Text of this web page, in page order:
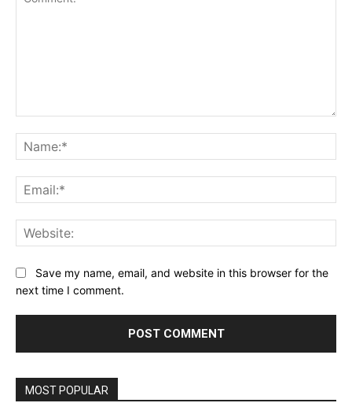
Save my name, email, and website in this browser for the
next time I comment.
MOST POPULAR